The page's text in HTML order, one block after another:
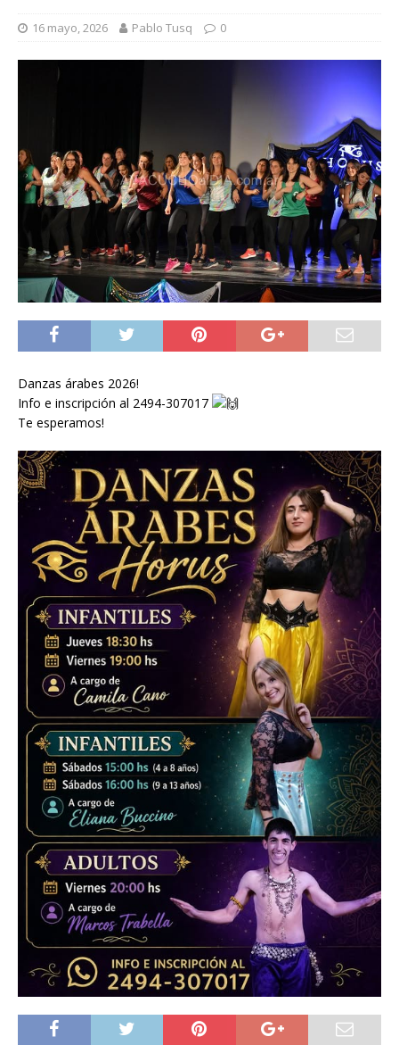
16 mayo, 2026 Pablo Tusq 0
Danzas árabes 2026!
Info e inscripción al 2494-307017
Te esperamos!